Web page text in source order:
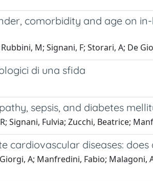
comorbidity and age on
M; Signani, F; Storari, A; De
di una sfida
sepsis, and diabetes
Signani, Fulvia; Zucchi, Beatrice;
diseases:
A; Manfredini, Fabio; Malagoni,